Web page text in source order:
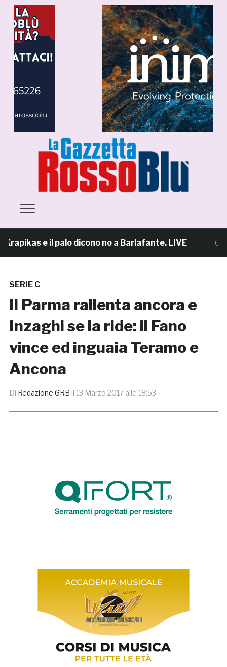
e il palo dicono no a Barlafante. LIVE 6 ore fa
SERIE C
Il Parma rallenta ancora e
Inzaghi se la ride: il Fano
vince ed inguaia Teramo e
Ancona
Di Redazione GRB il 13 Marzo 2017 alle 18:53